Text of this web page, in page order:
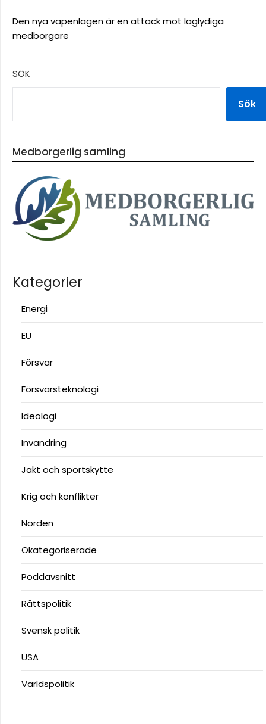
Den nya vapenlagen är en attack mot laglydiga
medborgare
SÖK
Sök
Medborgerlig samling
Kategorier
Energi
EU
Försvar
Försvarsteknologi
Ideologi
Invandring
Jakt och sportskytte
Krig och konflikter
Norden
Okategoriserade
Poddavsnitt
Rättspolitik
Svensk politik
USA
Världspolitik